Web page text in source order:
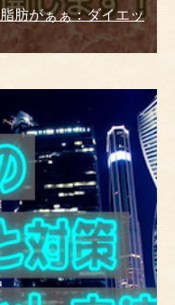
肪がぁぁ：ダイエッ